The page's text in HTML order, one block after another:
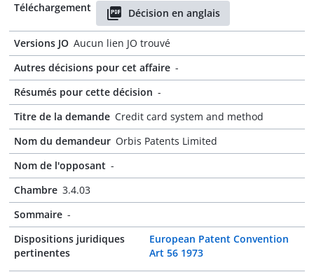
Téléchargement
Décision en anglais
Versions JO Aucun lien JO trouvé
Autres décisions pour cet affaire -
Résumés pour cette décision -
Titre de la demande Credit card system and method
Nom du demandeur Orbis Patents Limited
Nom de l'opposant -
Chambre 3.4.03
Sommaire -
Dispositions juridiques
pertinentes
European Patent Convention
Art 56 1973